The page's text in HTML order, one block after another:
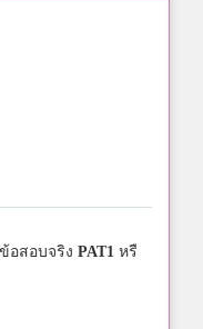
อสอบจริง PAT1 หรื